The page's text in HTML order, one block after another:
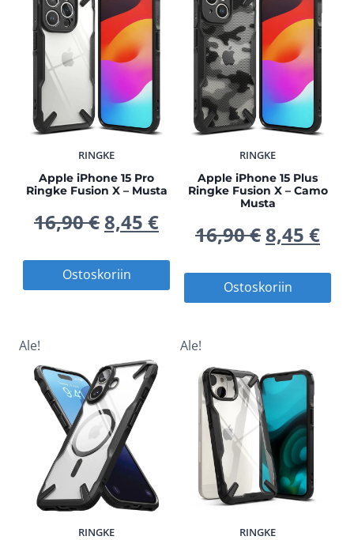
RINGKE
Apple iPhone 15 Pro
Ringke Fusion X – Musta
16,90€ Alkuperäinen
hinta
oli:
8,45 €Nykyinen
hinta
on:
8,45 €.
Ostoskoriin
RINGKE
Apple iPhone 15 Plus
Ringke Fusion X – Camo
Musta
16,90€
hinta
oli:
8,45 €
on:
Ostoskoriin
Ale!
RINGKE
Ale!
RINGKE